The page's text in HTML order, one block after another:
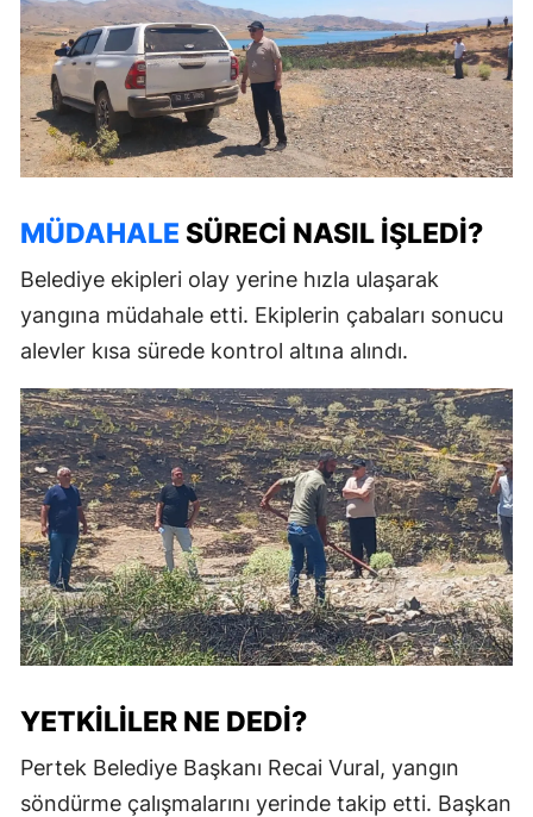
MÜDAHALE SÜRECI NASIL IŞLEDI?
Belediye ekipleri olay yerine hızla ulaşarak
yangına müdahale etti. Ekiplerin çabaları sonucu
alevler kısa sürede kontrol altına alındı.
YETKILILER NE DEDI?
Pertek Belediye Başkanı Recai Vural, yangın
söndürme çalışmalarını yerinde takip etti. Başkan